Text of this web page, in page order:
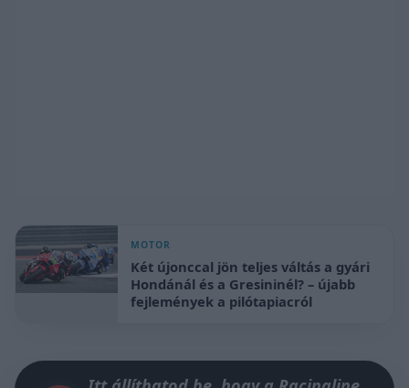
MOTOR
Két újonccal jön teljes váltás a gyári
Hondánál és a Gresininél? – újabb
fejlemények a pilótapiacról